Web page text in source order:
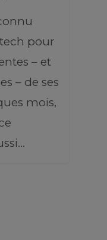
pour
– et
– de ses
mois,